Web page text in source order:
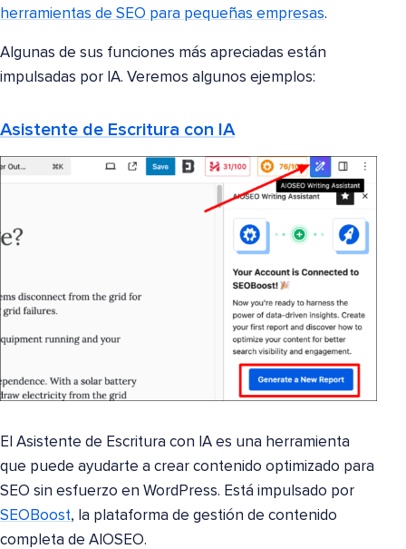
herramientas de SEO para pequeñas empresas.
Algunas de sus funciones más apreciadas están
impulsadas por IA. Veremos algunos ejemplos:
Asistente de Escritura con IA
El Asistente de Escritura con IA es una herramienta
que puede ayudarte a crear contenido optimizado para
SEO sin esfuerzo en WordPress. Está impulsado por
SEOBoost, la plataforma de gestión de contenido
completa de AIOSEO.